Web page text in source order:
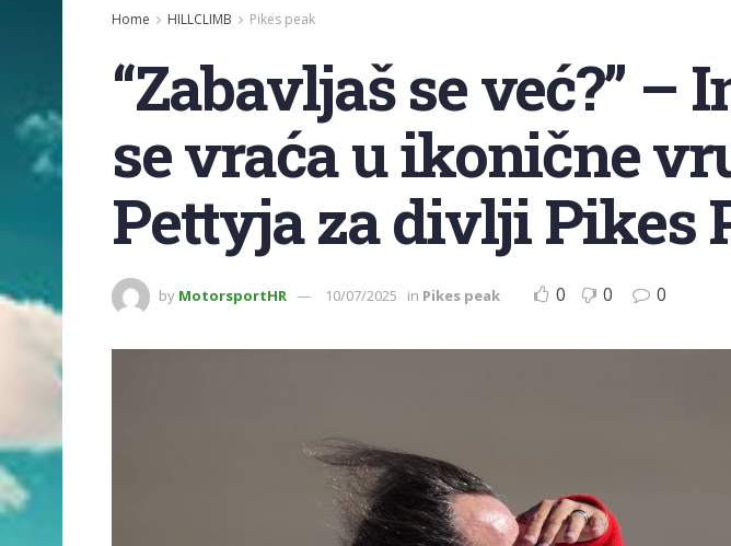
Home HILLCLIMB Pikes peak
“Zabavljaš se već?”
se vraća u ikonične
Pettyja za divlji Pikes
by MotorsportHR 10/07/2025 in Pikes peak 0 0 0